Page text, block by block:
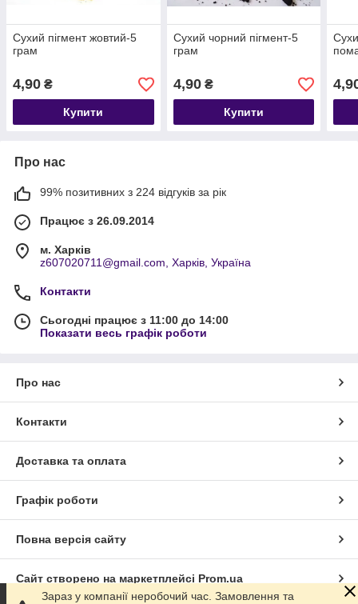
Сухий пігмент жовтий-5
грам
4,90 ₴
Купити
Сухий чорний пігмент-5
грам
4,90₴
Купити
Про нас
99% позитивних з 224 відгуків за рік
Працює з 26.09.2014
м. Харків
z607020711@gmail.com, Харків, Україна
Контакти
Сьогодні працює з 11:00 до 14:00
Показати весь графік роботи
Про нас
Контакти
Доставка та оплата
Графік роботи
Повна версія сайту
Сайт створено на маркетплейсі Prom.ua
Зараз у компанії неробочий час. Замовлення та